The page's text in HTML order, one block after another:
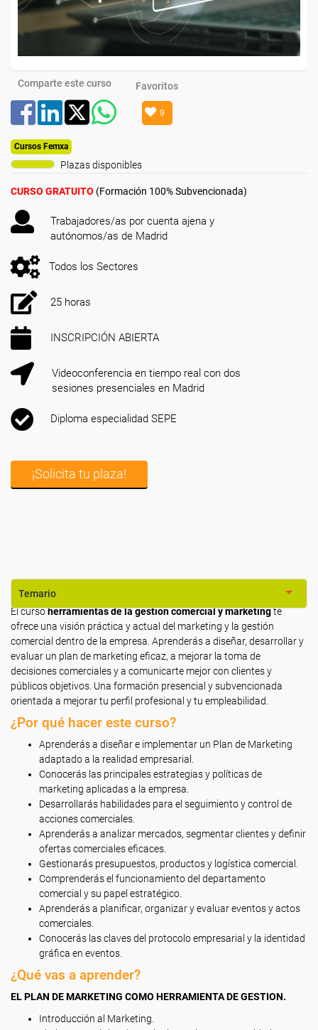
Comparte este curso Favoritos
9
Cursos Femxa
Plazas disponibles
CURSO GRATUITO (Formación 100% Subvencionada)
Trabajadores/as por cuenta ajena y
autónomos/as de Madrid
Todos los Sectores
25 horas
INSCRIPCIÓN ABIERTA
Videoconferencia en tiempo real con dos
sesiones presenciales en Madrid
Diploma especialidad SEPE
¡Solicita tu plaza!
Temario
El cursoherramientas de la gestión comercial y marketingte
ofrece una visión práctica y actual del marketing y la gestión
comercial dentro de la empresa. Aprenderás a diseñar, desarrollar y
evaluar un plan de marketing eficaz, a mejorar la toma de
decisiones comerciales y a comunicarte mejor con clientes y
públicos objetivos. Una formación presencial y subvencionada
orientada a mejorar tu perfil profesional y tu empleabilidad.
¿Por qué hacer este curso?
Aprenderás a diseñar e implementar un Plan de Marketing
adaptado a la realidad empresarial.
Conocerás las principales estrategias y políticas de
marketing aplicadas a la empresa.
Desarrollarás habilidades para el seguimiento y control de
acciones comerciales.
Aprenderás a analizar mercados, segmentar clientes y definir
ofertas comerciales eficaces.
Gestionarás presupuestos, productos y logística comercial.
Comprenderás el funcionamiento del departamento
comercial y su papel estratégico.
Aprenderás a planificar, organizar y evaluar eventos y actos
comerciales.
Conocerás las claves del protocolo empresarial y la identidad
gráfica en eventos.
¿Qué vas a aprender?
EL PLAN DE MARKETING COMO HERRAMIENTA DE GESTION.
Introducción al Marketing.